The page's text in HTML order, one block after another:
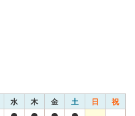
水 木 金 土 日 祝